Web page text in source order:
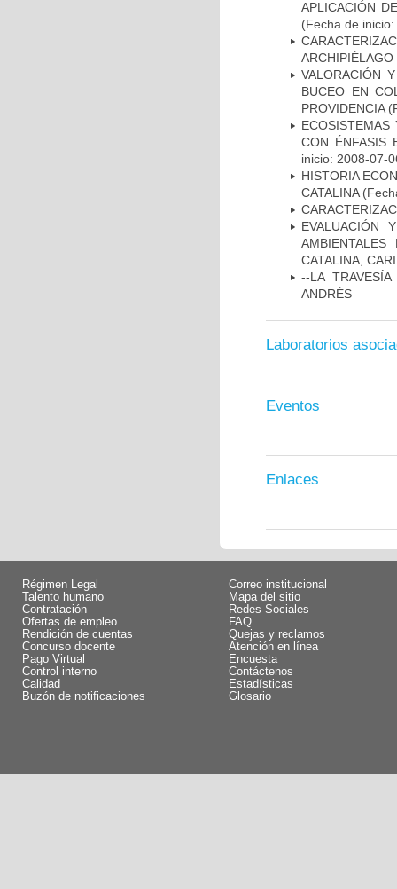
APLICACIÓN
(Fecha de
VALORACIÓN
BUCEO EN
PROVIDENCIA
CON ÉNFASIS
inicio: 2008-07-
HISTORIA
CATALINA
EVALUACIÓN
CATALINA,
--LA
ANDRÉS
Laboratorios
Eventos
Enlaces
Régimen Legal
Talento humano
Contratación
Ofertas de empleo
Rendición de cuentas
Concurso docente
Pago Virtual
Control interno
Calidad
Buzón de notificaciones
Correo institucional
Mapa del sitio
Redes Sociales
FAQ
Quejas y reclamos
Atención en línea
Encuesta
Contáctenos
Estadísticas
Glosario